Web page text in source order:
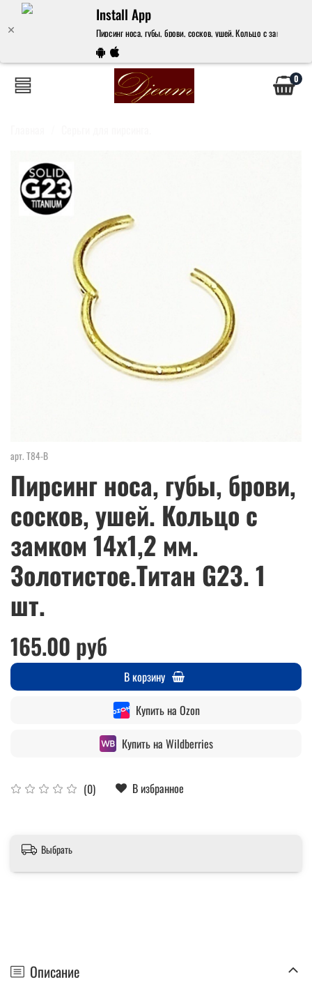
Install App
Пирсинг носа, губы, брови, сосков, ушей. Кольцо с замком
0
арт. Т84-В
Пирсинг носа, губы, брови,
сосков, ушей. Кольцо с
замком 14х1,2 мм.
Золотистое.Титан G23. 1
шт.
(0) В избранное
165.00 руб
В корзину
Купить на Ozon
Купить на Wildberries
Выбрать
Описание